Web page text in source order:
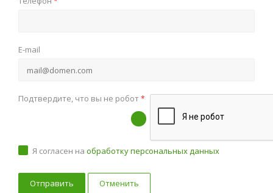
E-mail
Подтвердите, что вы не робот*
Я согласен на обработку персональных данных
Отменить